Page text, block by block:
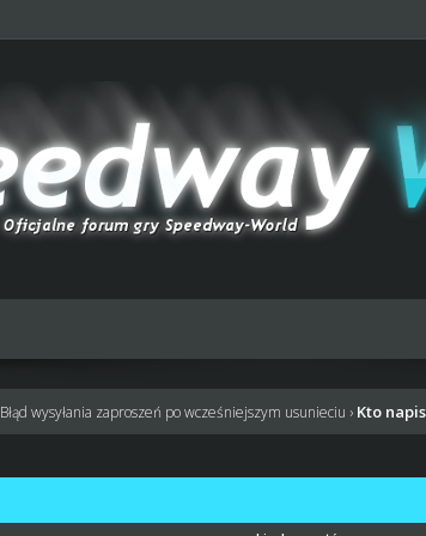
Błąd wysyłania zaproszeń po wcześniejszym usunieciu › Kto